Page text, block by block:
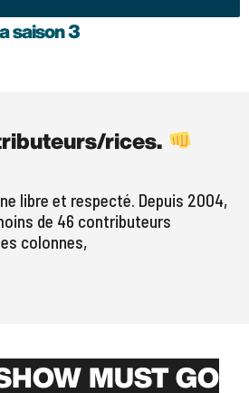
saison 3
rices.
libre et respecté. Depuis 2004,
de 46 contributeurs
colonnes,
MUST GO